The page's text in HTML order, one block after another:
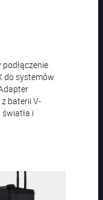
do systemów
baterii V-
i